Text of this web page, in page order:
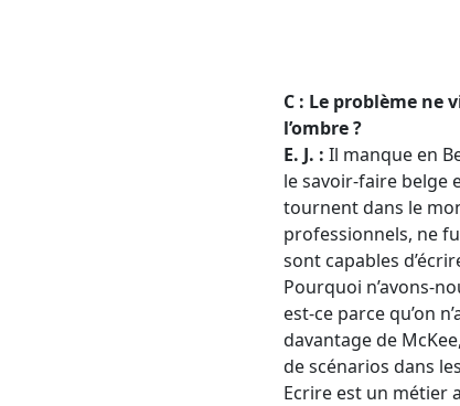
C : Le problème ne
l’ombre ?
E. J. : Il manque en
le savoir-faire belge
tournent dans le
professionnels, ne
sont capables
Pourquoi n’avons-
est-ce parce qu’on
davantage de
de scénarios dans
Ecrire est un métier